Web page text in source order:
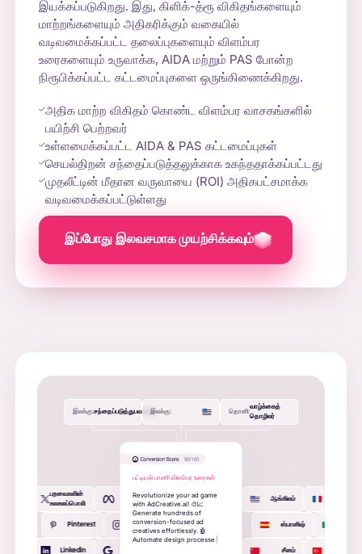
இயக்கப்படுகிறது. இது, கிளிக்-த்ரூ விகிதங்களையும்
மாற்றங்களையும் அதிகரிக்கும் வகையில்
வடிவமைக்கப்பட்ட தலைப்புகளையும் விளம்பர
உரைகளையும் உருவாக்க, AIDA மற்றும் PAS போன்ற
நிரூபிக்கப்பட்ட கட்டமைப்புகளை ஒருங்கிணைக்கிறது.
அதிக மாற்ற விகிதம் கொண்ட விளம்பர வாசகங்களில்
பயிற்சி பெற்றவர்
உள்ளமைக்கப்பட்ட AIDA & PAS கட்டமைப்புகள்
செயல்திறன் சந்தைப்படுத்தலுக்காக உகந்ததாக்கப்பட்டது
முதலீட்டின் மீதான வருவாயை (ROI) அதிகபட்சமாக்க
வடிவமைக்கப்பட்டுள்ளது
இப்போது இலவசமாக முயற்சிக்கவும்
இலக்கு:சந்தைப்படுத்துபவர்கள்இலக்கு: தொனி:
வாழ்க்கைத்
தொழிலர்
பட்டியல் பாணி விளம்பர உரைகள்
Revolutionize your ad game
with AdCreative. ai! 
Generate hundreds of
conversion-focused ad
creatives effortlessly. 
Automate design processes
பறவைகளின்
கலகலப்பொலி
பேஸ்புக்
Pinterest Instagram
Linkedin
ஆங்கிலம்
ஸ்பானிஷ்
சீனம்